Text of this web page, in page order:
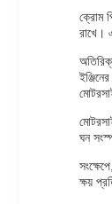
ক্রোম
রাখে।
ঘন
ক্ষয়